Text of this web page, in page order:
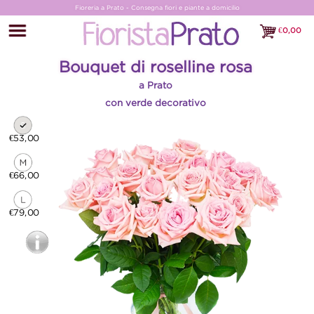
Fioreria a Prato - Consegna fiori e piante a domicilio
€0,00
€0,00
Bouquet di roselline rosa
a Prato
con verde decorativo
€53,00
€66,00
€79,00